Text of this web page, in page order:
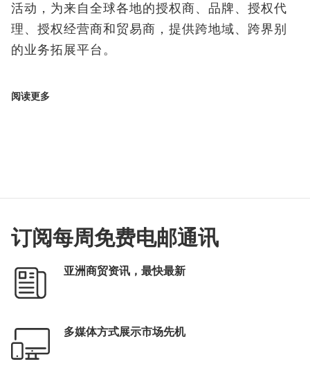
活动，为来自全球各地的授权商、品牌、授权代
理、授权经营商和贸易商，提供跨地域、跨界别
的业务拓展平台。
阅读更多
订阅每周免费电邮通讯
亚洲商贸资讯，最快最新
多媒体方式展示市场先机